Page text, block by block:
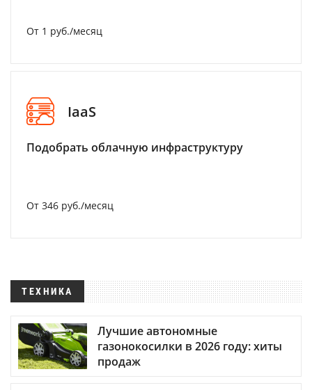
От 1 руб./месяц
IaaS
Подобрать облачную инфраструктуру
От 346 руб./месяц
ТЕХНИКА
Лучшие автономные
газонокосилки в 2026 году: хиты
продаж